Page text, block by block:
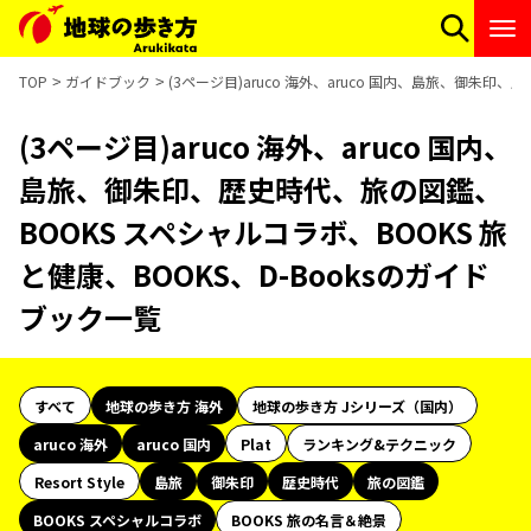
TOP ガイドブック (3ページ目)aruco 海外、aruco 国内、島旅、御朱印、
(3ページ目)aruco 海外、aruco 国内、
島旅、御朱印、歴史時代、旅の図鑑、
BOOKS スペシャルコラボ、BOOKS 旅
と健康、BOOKS、D-Booksのガイド
ブック一覧
すべて 地球の歩き方 海外
地球の歩き方 Jシリーズ（国内）
aruco 海外
aruco 国内 Plat
ランキング&テクニック
Resort Style
島旅 御朱印 歴史時代
旅の図鑑
BOOKS スペシャルコラボ
BOOKS 旅の名言＆絶景